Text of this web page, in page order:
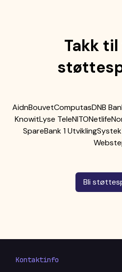
Takk
AidnBouvetComputasDNB
KnowitLyse TeleNITONetlife
SpareBank 1 UtviklingSystek
Bli
Kontaktinfo